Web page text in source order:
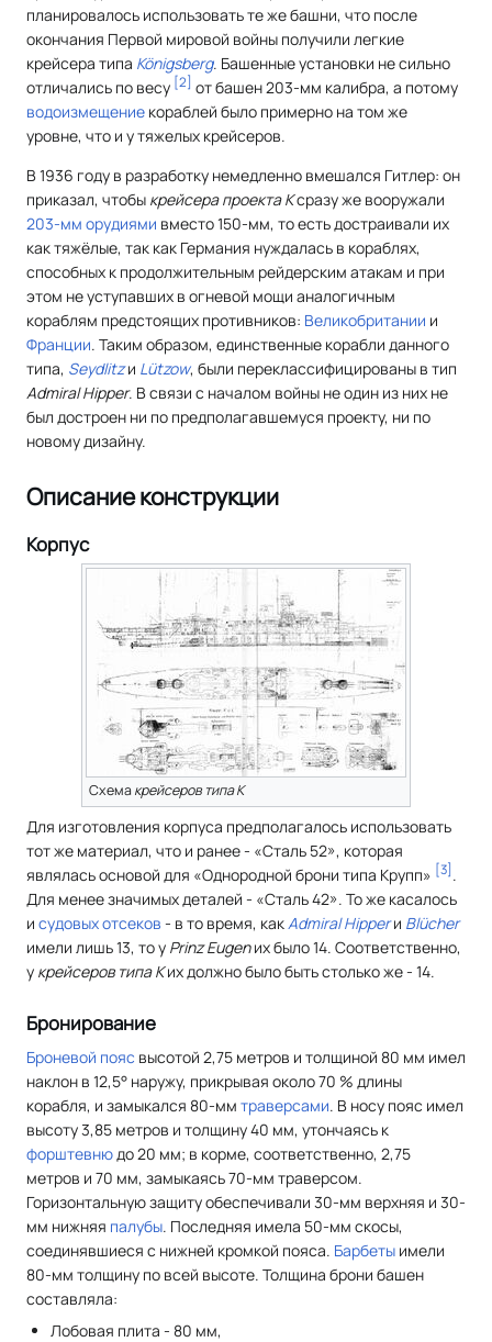
планировалось использовать те же башни, что после
окончания Первой мировой войны получили легкие
крейсера типа Königsberg. Башенные установки не сильно
отличались по весу [2] от башен 203-мм калибра, а потому
водоизмещение кораблей было примерно на том же
уровне, что и у тяжелых крейсеров.
В 1936 году в разработку немедленно вмешался Гитлер: он
приказал, чтобы крейсера проекта Ксразу же вооружали
203-мм орудиями вместо 150-мм, то есть достраивали их
как тяжёлые, так как Германия нуждалась в кораблях,
способных к продолжительным рейдерским атакам и при
этом не уступавших в огневой мощи аналогичным
кораблям предстоящих противников: Великобритании и
Франции. Таким образом, единственные корабли данного
типа, Seydlitzи Lützow, были переклассифицированы в тип
Admiral Hipper. В связи с началом войны не один из них не
был достроен ни по предполагавшемуся проекту, ни по
новому дизайну.
Описание конструкции
Корпус
Схемакрейсеров типа K
Для изготовления корпуса предполагалось использовать
тот же материал, что и ранее - «Сталь 52», которая
являлась основой для «Однородной брони типа Крупп» [3] .
Для менее значимых деталей - «Сталь 42». То же касалось
и судовых отсеков - в то время, какAdmiral Hipperи Blücher
имели лишь 13, то у Prinz Eugenих было 14. Соответственно,
у крейсеров типа Kих должно было быть столько же - 14.
Бронирование
Броневой пояс высотой 2,75 метров и толщиной 80 мм имел
наклон в 12,5° наружу, прикрывая около 70 % длины
корабля, и замыкался 80-мм траверсами. В носу пояс имел
высоту 3,85 метров и толщину 40 мм, утончаясь к
форштевню до 20 мм; в корме, соответственно, 2,75
метров и 70 мм, замыкаясь 70-мм траверсом.
Горизонтальную защиту обеспечивали 30-мм верхняя и 30-
мм нижняя палубы. Последняя имела 50-мм скосы,
соединявшиеся с нижней кромкой пояса. Барбеты имели
80-мм толщину по всей высоте. Толщина брони башен
составляла:
Лобовая плита - 80 мм,